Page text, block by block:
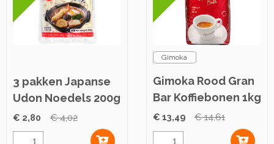
3 pakken Japanse
Udon Noedels 200g
€ 2,80 € 4,02
Gimoka
Gimoka Rood Gran
Bar Koffiebonen 1kg
€ 13,49 € 14,61